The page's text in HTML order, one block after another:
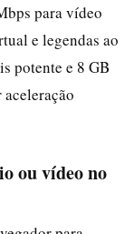
para vídeo
e legendas ao
potente e 8 GB
ou vídeo no